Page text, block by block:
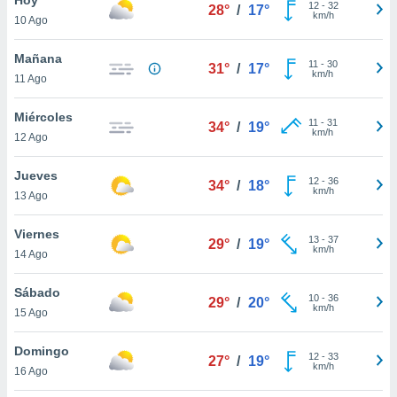
en
más
nuestra
de
cookies
aceptar
10 Ago
28° / 17° 12- 32
km/h
Mañana
11 Ago
31° / 17° 11 - 30
km/h
Miércoles
12 Ago
34° / 19° 11 - 31
km/h
Jueves
13 Ago
34° / 18° 12- 36
km/h
Viernes
14 Ago
29° / 19° 13- 37
km/h
Sábado
15 Ago
29° / 20° 10- 36
km/h
Domingo
16 Ago
27° / 19° 12- 33
km/h